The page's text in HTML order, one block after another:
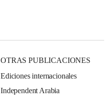
OTRAS PUBLICACIONES
Ediciones internacionales
Independent Arabia